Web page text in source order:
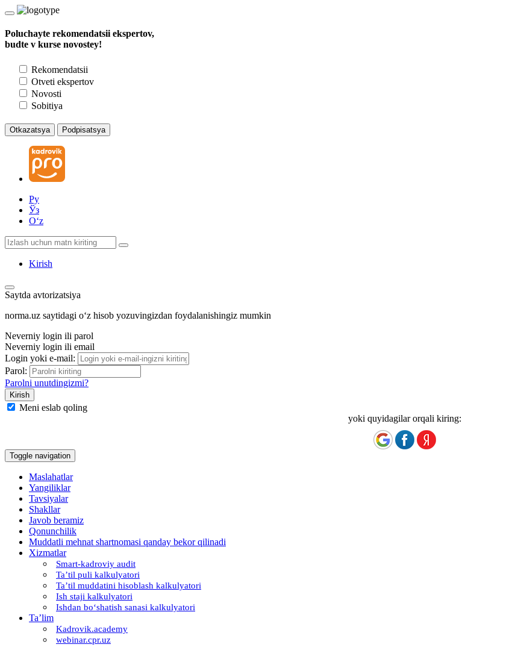
Poluchayte rekomendatsii ekspertov,
budte v kurse novostey!
Rekomendatsii
Otveti ekspertov
Novosti
Sobitiya
Otkazatsya Podpisatsya
Ру
Ўз
Oʻz
Kirish
Saytda avtorizatsiya
norma.uz saytidagi oʻz hisob yozuvingizdan foydalanishingiz mumkin
Neverniy login ili parol
Neverniy login ili email
Login yoki e-mail:
Parol:
Parolni unutdingizmi?
Meni eslab qoling
yoki quyidagilar orqali kiring:
Toggle navigation
Maslahatlar
Yangiliklar
Tavsiyalar
Shakllar
Javob beramiz
Qonunchilik
Muddatli mehnat shartnomasi qanday bekor qilinadi
Xizmatlar
Smart-kadroviy audit
Ta’til puli kalkulyatori
Ta’til muddatini hisoblash kalkulyatori
Ish staji kalkulyatori
Ishdan boʻshatish sanasi kalkulyatori
Ta’lim
Kadrovik.academy
webinar.cpr.uz